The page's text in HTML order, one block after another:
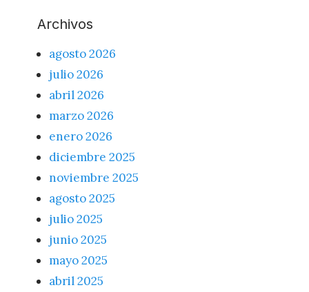
Archivos
agosto 2026
julio 2026
abril 2026
marzo 2026
enero 2026
diciembre 2025
noviembre 2025
agosto 2025
julio 2025
junio 2025
mayo 2025
abril 2025